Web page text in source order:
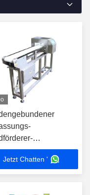
Touch
für
Jetzt Chatten '